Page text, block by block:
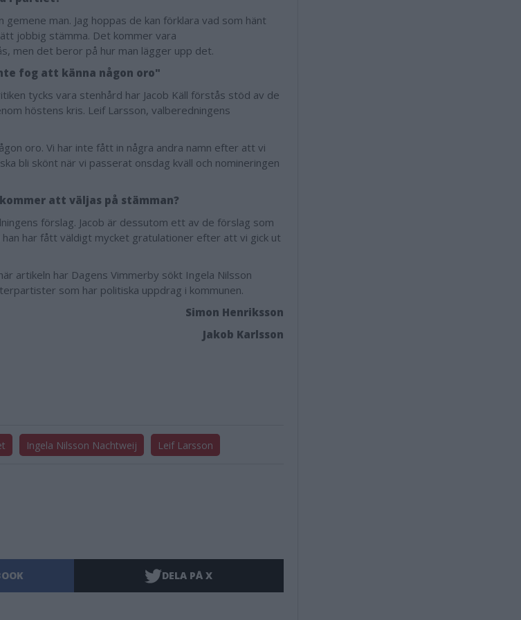
man. Jag hoppas de kan förklara vad som hänt
jobbig stämma. Det kommer vara
men det beror på hur man lägger upp det.
fog att känna någon oro"
tycks vara stenhård har Jacob Käll förstås stöd av de
höstens kris. Leif Larsson, valberedningens
oro. Vi har inte fått in några andra namn efter att vi
bli skönt när vi passerat onsdag kväll och nomineringen
att väljas på stämman?
förslag. Jacob är dessutom ett av de förslag som
han har fått väldigt mycket gratulationer efter att vi gick ut
artikeln har Dagens Vimmerby sökt Ingela Nilsson
som har politiska uppdrag i kommunen.
Simon Henriksson
Jakob Karlsson
Ingela Nilsson Nachtweij Leif Larsson
DELA PÅ X